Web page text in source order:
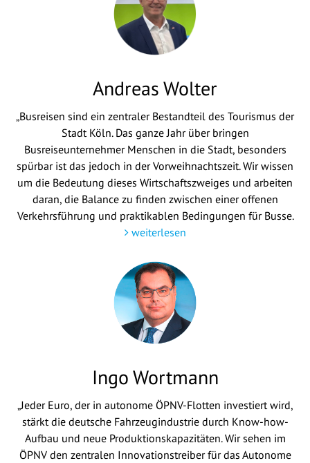
Andreas Wolter
„Busreisen sind ein zentraler Bestandteil des Tourismus der
Stadt Köln. Das ganze Jahr über bringen
Busreiseunternehmer Menschen in die Stadt, besonders
spürbar ist das jedoch in der Vorweihnachtszeit. Wir wissen
um die Bedeutung dieses Wirtschaftszweiges und arbeiten
daran, die Balance zu finden zwischen einer offenen
Verkehrsführung und praktikablen Bedingungen für Busse.
weiterlesen
Ingo Wortmann
„Jeder Euro, der in autonome ÖPNV-Flotten investiert wird,
stärkt die deutsche Fahrzeugindustrie durch Know-how-
Aufbau und neue Produktionskapazitäten. Wir sehen im
ÖPNV den zentralen Innovationstreiber für das Autonome